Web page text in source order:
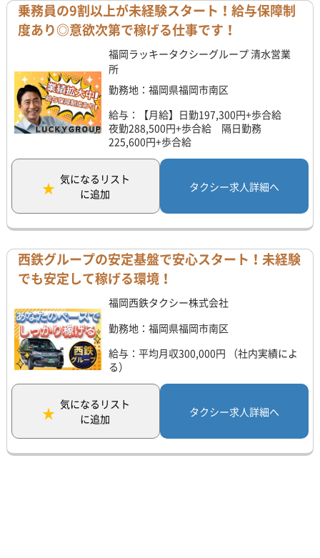
乗務員の9割以上が未経験スタート！給与保障制
度あり◎意欲次第で稼げる仕事です！
福岡ラッキータクシーグループ 清水営業
所
勤務地：福岡県福岡市南区
給与：【月給】日勤197,300円+歩合給
夜勤288,500円+歩合給 隔日勤務
225,600円+歩合給
気になるリスト
に追加
タクシー求人詳細へ
西鉄グループの安定基盤で安心スタート！未経験
でも安定して稼げる環境！
福岡西鉄タクシー株式会社
勤務地：福岡県福岡市南区
給与：平均月収300,000円 （社内実績によ
る）
気になるリスト
に追加
タクシー求人詳細へ